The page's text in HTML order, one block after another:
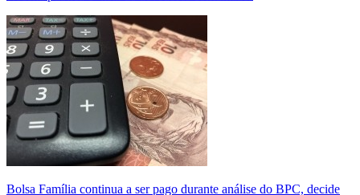
Bolsa Família continua a ser pago durante análise do BPC, decide